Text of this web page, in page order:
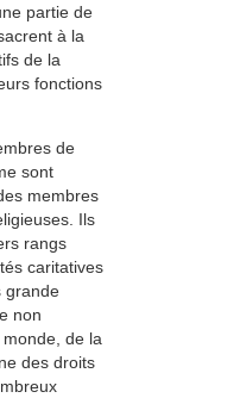
partie de
à la
de la
fonctions
de
sont
membres
Ils
rangs
caritatives
grande
non
de la
des droits